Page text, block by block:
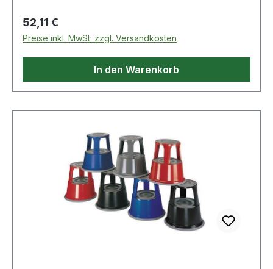
Regulärer Preis:
52,11 €
Preise inkl. MwSt. zzgl. Versandkosten
In den Warenkorb